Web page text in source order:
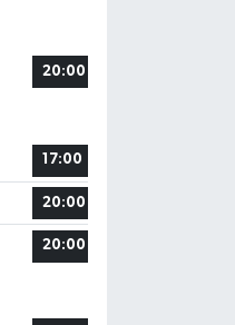
20:00
17:00
20:00
20:00